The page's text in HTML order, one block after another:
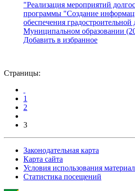
"Реализация мероприятий
программы "Создание
обеспечения градостроительной
Муниципальном образовании
Добавить в избранное
Страницы:
1
2
3
Законодательная карта
Карта сайта
Условия использования
Статистика посещений